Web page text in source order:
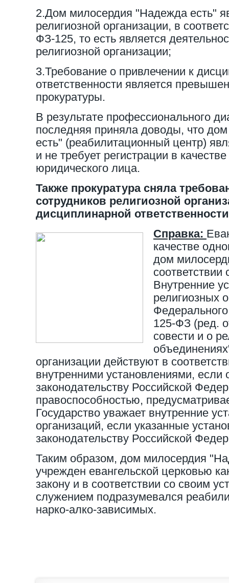
2.Дом милосердия "Надежда есть"
религиозной организации, в
ФЗ-125, то есть является
религиозной организации;
3.Требование о привлечении к
ответственности является
прокуратуры.
В результате профессионального
последняя приняла доводы, что
есть" (реабилитационный центр)
и не требует регистрации в
юридического лица.
Также прокуратура сняла
сотрудников религиозной
дисциплинарной
Справка:
качестве
дом
Внутренние
религиозных
125-ФЗ (ред.
совести и о
организации действуют в
внутренними установлениями, если
законодательству Российской
правоспособностью,
Государство уважает внутренние
организаций, если указанные
законодательству Российской
Таким образом, дом милосердия
учрежден евангельской церковью
закону и в соответствии со своим
служением подразумевался
нарко-алко-зависимых.